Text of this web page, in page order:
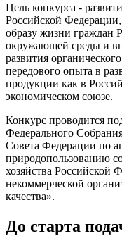
Цель конкурса -
Российской
образу жизни граждан
окружающей среды и
развития
передового опыта в
продукции как в
экономическом союзе.
Конкурс проводится
Федерального
Совета Федерации по
природопользованию
хозяйства Российской
некоммерческой
качества».
До старта